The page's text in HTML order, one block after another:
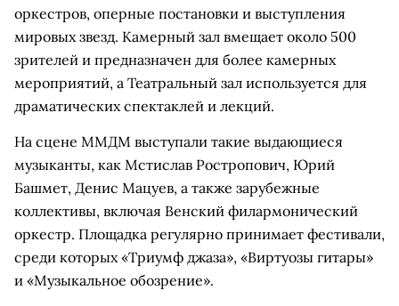
оркестров, оперные постановки и выступления
мировых звезд. Камерный зал вмещает около 500
зрителей и предназначен для более камерных
мероприятий, а Театральный зал используется для
драматических спектаклей и лекций.
На сцене ММДМ выступали такие выдающиеся
музыканты, как Мстислав Ростропович, Юрий
Башмет, Денис Мацуев, а также зарубежные
коллективы, включая Венский филармонический
оркестр. Площадка регулярно принимает фестивали,
среди которых «Триумф джаза», «Виртуозы гитары»
и «Музыкальное обозрение».